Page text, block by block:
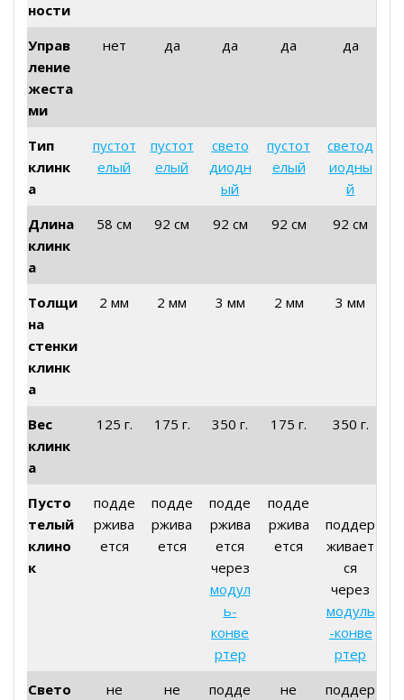
ности
Управ
ление
жеста
ми
нет да да да да
Тип
клинк
а
пустот
елый
пустот
елый
свето
диодн
ый
пустот
елый
светод
иодны
й
Длина
клинк
а
58 см 92 см 92 см 92 см 92 см
Толщи
на
стенки
клинк
а
2 мм 2 мм 3 мм 2 мм 3 мм
Вес
клинк
а
125 г. 175 г. 350 г. 175 г. 350 г.
Пусто
телый
клино
к
подде
ржива
ется
подде
ржива
ется
подде
ржива
ется
через
модул
ь-
конве
ртер
подде
ржива
ется
поддер
живает
ся
через
модуль
-конве
ртер
Свето
не
не
подде
не
поддер